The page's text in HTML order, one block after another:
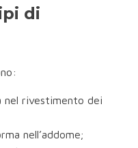
di
nel rivestimento dei
nell’addome;